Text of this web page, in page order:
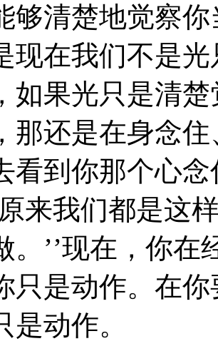
清楚地觉察你
现在我们不是
如果光只是清
那还是在身念
看到你那个心
来我们都是这
。’’现在，你
只是动作。在
是动作。